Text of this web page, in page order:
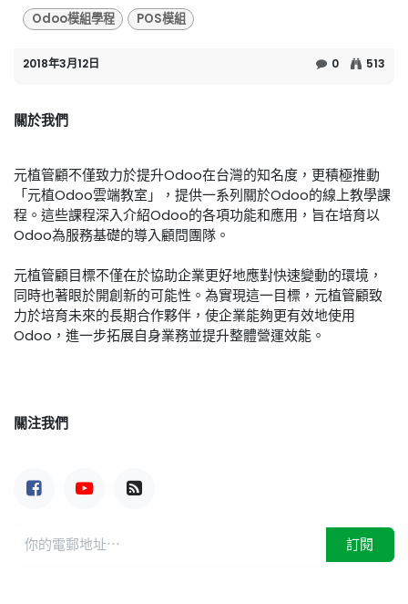
Odoo模組學程
POS模組
2018年3月12日 0 513
關於我們
元植管顧不僅致力於提升Odoo在台灣的知名度，更積極推動
「元植Odoo雲端教室」，提供一系列關於Odoo的線上教學課
程。這些課程深入介紹Odoo的各項功能和應用，旨在培育以
Odoo為服務基礎的導入顧問團隊。
元植管顧目標不僅在於協助企業更好地應對快速變動的環境，
同時也著眼於開創新的可能性。為實現這一目標，元植管顧致
力於培育未來的長期合作夥伴，使企業能夠更有效地使用
Odoo，進一步拓展自身業務並提升整體營運效能。
關注我們
訂閱